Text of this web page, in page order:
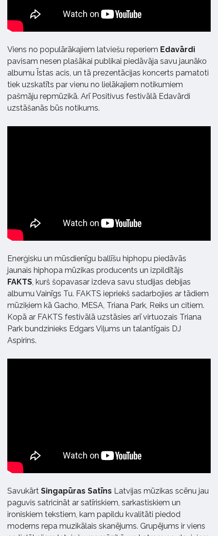
Viens no populārākajiem latviešu reperiem Edavārdi
pavisam nesen plašākai publikai piedāvāja savu jaunāko
albumu Īstas acis, un tā prezentācijas koncerts pamatoti
tiek uzskatīts par vienu no lielākajiem notikumiem
pašmāju repmūzikā. Arī Positivus festivālā Edavārdi
uzstāšanās būs notikums.
Enerģisku un mūsdienīgu ballīšu hiphopu piedāvās
jaunais hiphopa mūzikas producents un izpildītājs
FAKTS, kurš šopavasar izdeva savu studijas debijas
albumu Vainīgs Tu. FAKTS iepriekš sadarbojies ar tādiem
mūziķiem kā Gacho, MESA, Triana Park, Reiks un citiem.
Kopā ar FAKTS festivālā uzstāsies arī virtuozais Triana
Park bundzinieks Edgars Viļums un talantīgais DJ
Aspirins.
Savukārt Singapūras Satīns Latvijas mūzikas scēnu jau
paguvis satricināt ar satīriskiem, sarkastiskiem un
ironiskiem tekstiem, kam papildu kvalitāti piedod
moderns repa muzikālais skanējums. Grupējums ir viens